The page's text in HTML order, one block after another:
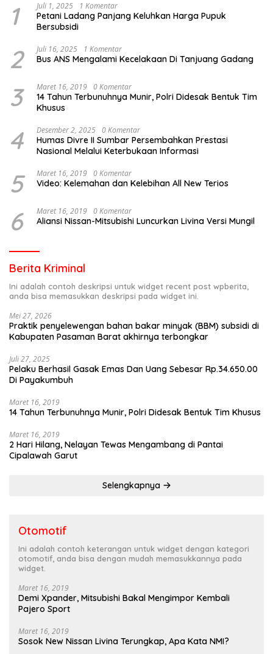
1 Juli 1, 2025 1 Komentar
Petani Ladang Panjang Keluhkan Harga Pupuk
Bersubsidi
2 Juli 16, 2025 1 Komentar
Bus ANS Mengalami Kecelakaan Di Tanjuang Gadang
3 Maret 16, 2019 0 Komentar
14 Tahun Terbunuhnya Munir, Polri Didesak Bentuk Tim
Khusus
4 Desember 2, 2025 0 Komentar
Humas Divre II Sumbar Persembahkan Prestasi
Nasional Melalui Keterbukaan Informasi
5 Maret 16, 2019 0 Komentar
Video: Kelemahan dan Kelebihan All New Terios
6 Maret 16, 2019 0 Komentar
Aliansi Nissan-Mitsubishi Luncurkan Livina Versi Mungil
Berita Kriminal
Ini adalah contoh deskripsi untuk widget recent post wpberita,
anda bisa memasukkan deskripsi pada widget ini.
Mei 27, 2026
Praktik penyelewengan bahan bakar minyak (BBM) subsidi di
Kabupaten Pasaman Barat akhirnya terbongkar
Juli 27, 2025
Pelaku Berhasil Gasak Emas Dan Uang Sebesar Rp.34.650.00
Di Payakumbuh
Maret 16, 2019
14 Tahun Terbunuhnya Munir, Polri Didesak Bentuk Tim Khusus
Maret 16, 2019
2 Hari Hilang, Nelayan Tewas Mengambang di Pantai
Cipalawah Garut
Selengkapnya
Otomotif
Ini adalah contoh keterangan untuk widget dengan kategori
otomotif, anda bisa dengan mudah memasukkannya pada
widget.
Maret 16, 2019
Demi Xpander, Mitsubishi Bakal Mengimpor Kembali
Pajero Sport
Maret 16, 2019
Sosok New Nissan Livina Terungkap, Apa Kata NMI?